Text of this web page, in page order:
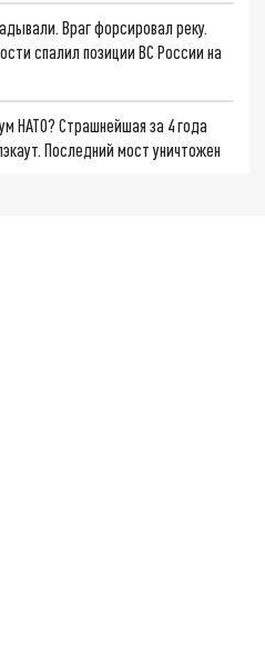
Враг форсировал реку.
спалил позиции ВС России на
НАТО? Страшнейшая за 4 года
Последний мост уничтожен